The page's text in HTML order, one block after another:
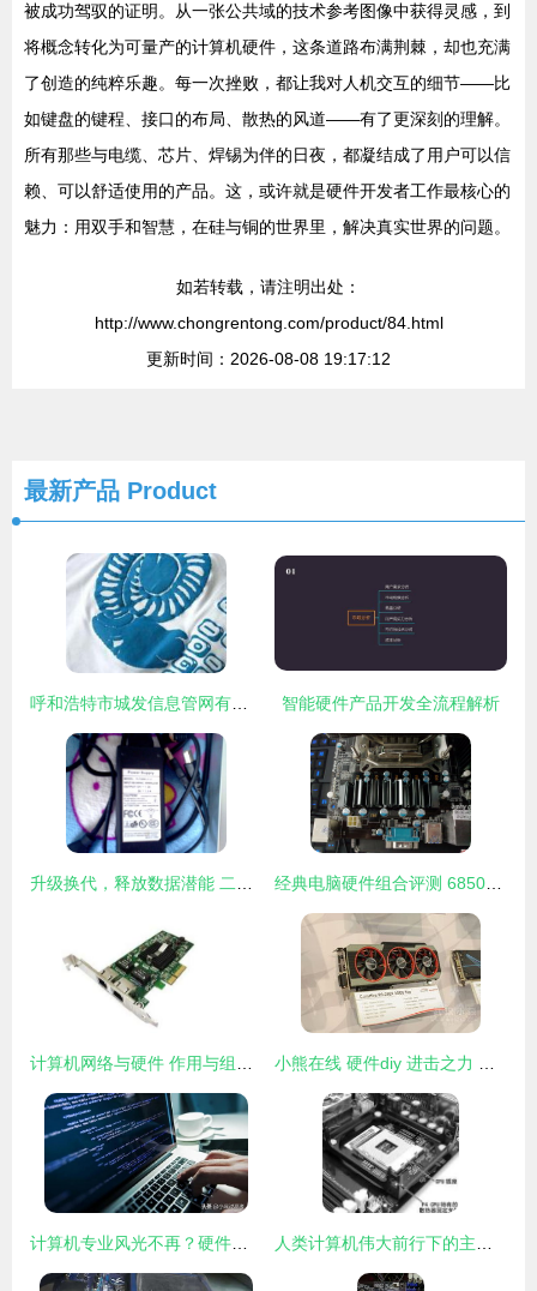
被成功驾驭的证明。从一张公共域的技术参考图像中获得灵感，到
将概念转化为可量产的计算机硬件，这条道路布满荆棘，却也充满
了创造的纯粹乐趣。每一次挫败，都让我对人机交互的细节——比
如键盘的键程、接口的布局、散热的风道——有了更深刻的理解。
所有那些与电缆、芯片、焊锡为伴的日夜，都凝结成了用户可以信
赖、可以舒适使用的产品。这，或许就是硬件开发者工作最核心的
魅力：用双手和智慧，在硅与铜的世界里，解决真实世界的问题。
如若转载，请注明出处：
http://www.chongrentong.com/product/84.html
更新时间：2026-08-08 19:17:12
最新产品 Product
智能硬件产品开发全流程解析